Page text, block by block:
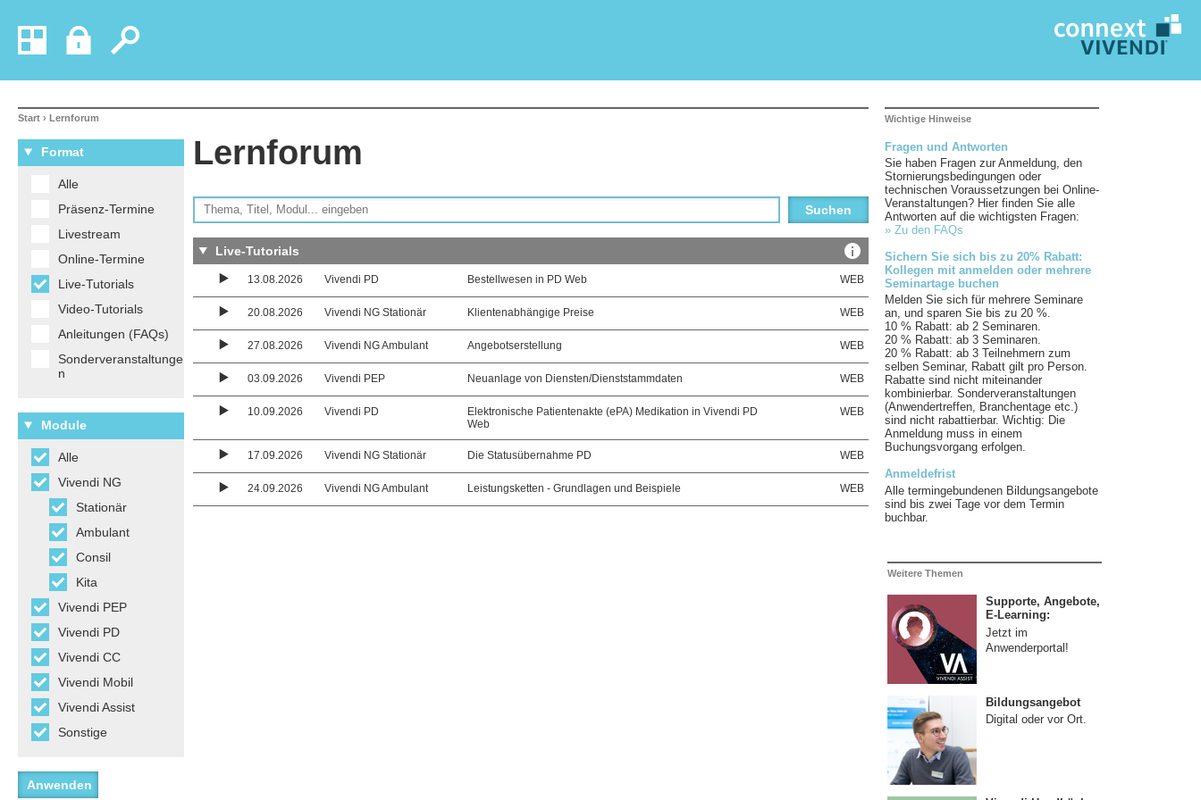
Start › Lernforum
Format
Alle
Präsenz-Termine
Livestream
Online-Termine
Live-Tutorials
Video-Tutorials
Anleitungen (FAQs)
Sonderveranstaltunge
n
Module
Alle
Vivendi NG
Stationär
Ambulant
Consil
Kita
Vivendi PEP
Vivendi PD
Vivendi CC
Vivendi Mobil
Vivendi Assist
Sonstige
Lernforum
Live-Tutorials
13.08.2026 Vivendi PD Bestellwesen in PD Web WEB
20.08.2026 Vivendi NG Stationär Klientenabhängige Preise WEB
27.08.2026 Vivendi NG Ambulant Angebotserstellung WEB
03.09.2026 Vivendi PEP Neuanlage von Diensten/Dienststammdaten WEB
10.09.2026 Vivendi PD
Elektronische Patientenakte (ePA) Medikation in Vivendi PD
Web
WEB
17.09.2026 Vivendi NG Stationär Die Statusübernahme PD WEB
24.09.2026 Vivendi NG Ambulant Leistungsketten - Grundlagen und Beispiele WEB
Wichtige Hinweise
Fragen und Antworten
Sie haben Fragen zur Anmeldung, den
Stornierungsbedingungen oder
technischen Voraussetzungen bei Online-
Veranstaltungen? Hier finden Sie alle
Antworten auf die wichtigsten Fragen:
» Zu den FAQs
Sichern Sie sich bis zu 20% Rabatt:
Kollegen mit anmelden oder mehrere
Seminartage buchen
Melden Sie sich für mehrere Seminare
an, und sparen Sie bis zu 20 %.
10 % Rabatt: ab 2 Seminaren.
20 % Rabatt: ab 3 Seminaren.
20 % Rabatt: ab 3 Teilnehmern zum
selben Seminar, Rabatt gilt pro Person.
Rabatte sind nicht miteinander
kombinierbar. Sonderveranstaltungen
(Anwendertreffen, Branchentage etc.)
sind nicht rabattierbar. Wichtig: Die
Anmeldung muss in einem
Buchungsvorgang erfolgen.
Anmeldefrist
Alle termingebundenen Bildungsangebote
sind bis zwei Tage vor dem Termin
buchbar.
Weitere Themen
Supporte, Angebote,
E-Learning:
Jetzt im
Anwenderportal!
Bildungsangebot
Digital oder vor Ort.